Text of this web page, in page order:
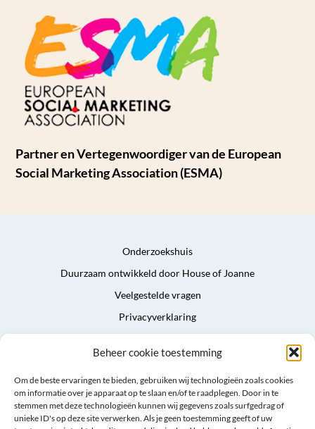
Beheer cookie toestemming
Om de beste ervaringen te bieden, gebruiken wij technologieën zoals cookies
om informatie over je apparaat op te slaan en/of te raadplegen. Door in te
stemmen met deze technologieën kunnen wij gegevens zoals surfgedrag of
unieke ID's op deze site verwerken. Als je geen toestemming geeft of uw
Partner en Vertegenwoordiger van de European
Social Marketing Association (ESMA)
Onderzoekshuis
Duurzaam ontwikkeld door House of Joanne
Veelgestelde vragen
Privacyverklaring
Sitemap